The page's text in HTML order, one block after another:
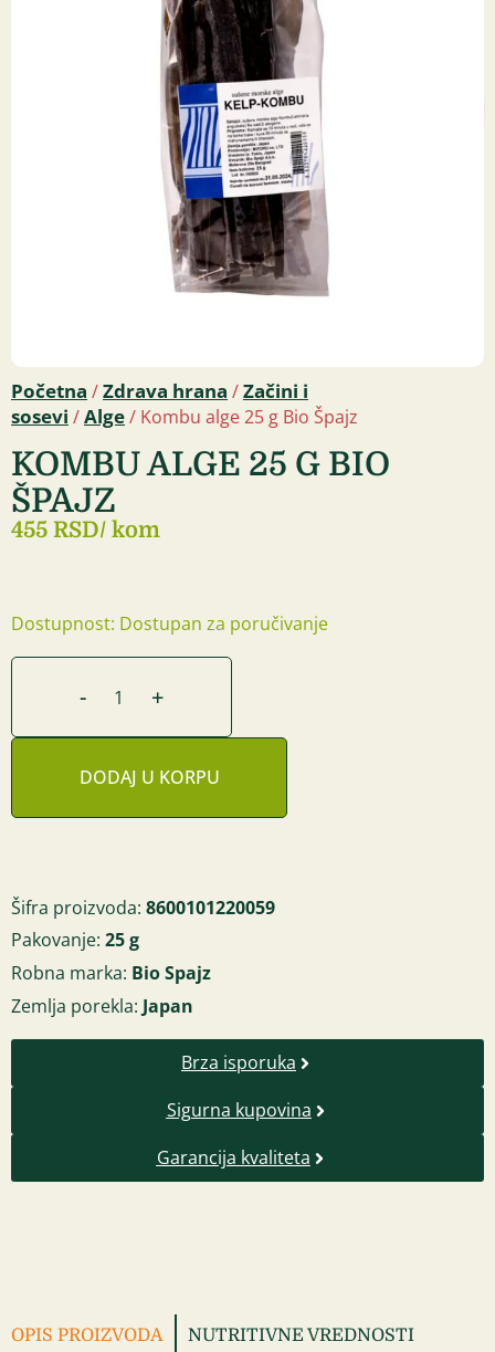
Početna /Zdrava hrana /Začini i
sosevi /Alge/ Kombu alge 25 g Bio Špajz
KOMBU ALGE 25 G BIO
ŠPAJZ
455 RSD/ kom
Dostupnost: Dostupan za poručivanje
- +
DODAJ U KORPU
Šifra proizvoda: 8600101220059
Pakovanje: 25 g
Robna marka: Bio Spajz
Zemlja porekla: Japan
Brza isporuka
Sigurna kupovina
Garancija kvaliteta
OPIS PROIZVODA NUTRITIVNE VREDNOSTI